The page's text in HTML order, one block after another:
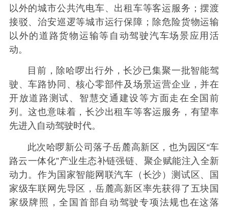
以外的城市公共汽电车、出租车等客运服务；摆渡
接驳、治安巡逻等城市运行保障；除危险货物运输
以外的道路货物运输等自动驾驶汽车场景应用活
动。
目前，除哈啰出行外，长沙已集聚一批智能驾
驶、车路协同、核心零部件及场景运营企业，并在
开放道路测试、智慧交通建设等方面走在全国前
列。这也意味着，长沙出租车等客运服务，有望率
先进入自动驾驶时代。
此次哈啰新公司落子岳麓高新区，也为园区“车
路云一体化”产业生态补链强链、聚企赋能注入全新
动力。作为国家智能网联汽车（长沙）测试区、国
家级车联网先导区，岳麓高新区率先获得了五块国
家级牌照，全国首部自动驾驶专项法规也在这落